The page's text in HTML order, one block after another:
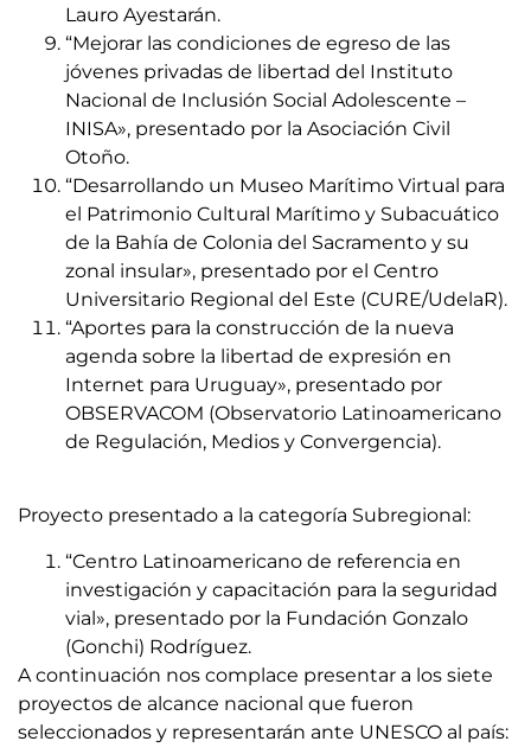
Lauro Ayestarán.
“Mejorar las condiciones de egreso de las
jóvenes privadas de libertad del Instituto
Nacional de Inclusión Social Adolescente –
INISA», presentado por la Asociación Civil
Otoño.
“Desarrollando un Museo Marítimo Virtual para
el Patrimonio Cultural Marítimo y Subacuático
de la Bahía de Colonia del Sacramento y su
zonal insular», presentado por el Centro
Universitario Regional del Este (CURE/UdelaR).
“Aportes para la construcción de la nueva
agenda sobre la libertad de expresión en
Internet para Uruguay», presentado por
OBSERVACOM (Observatorio Latinoamericano
de Regulación, Medios y Convergencia).
Proyecto presentado a la categoría Subregional:
“Centro Latinoamericano de referencia en
investigación y capacitación para la seguridad
vial», presentado por la Fundación Gonzalo
(Gonchi) Rodríguez.
A continuación nos complace presentar a los siete
proyectos de alcance nacional que fueron
seleccionados y representarán ante UNESCO al país: